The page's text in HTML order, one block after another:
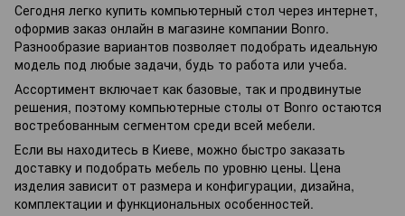
Сегодня легко купить компьютерный стол через интернет,
оформив заказ онлайн в магазине компании Bonro.
Разнообразие вариантов позволяет подобрать идеальную
модель под любые задачи, будь то работа или учеба.
Ассортимент включает как базовые, так и продвинутые
решения, поэтому компьютерные столы от Bonro остаются
востребованным сегментом среди всей мебели.
Если вы находитесь в Киеве, можно быстро заказать
доставку и подобрать мебель по уровню цены. Цена
изделия зависит от размера и конфигурации, дизайна,
комплектации и функциональных особенностей.